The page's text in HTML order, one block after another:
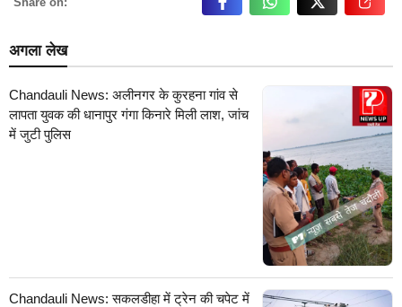
अगला लेख
Chandauli News: अलीनगर के कुरहना गांव से
लापता युवक की धानापुर गंगा किनारे मिली लाश, जांच
में जुटी पुलिस
Chandauli News: सकलडीहा में ट्रेन की चपेट में